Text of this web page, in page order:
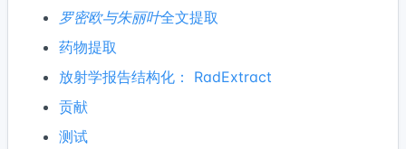
罗密欧与朱丽叶全文提取
药物提取
放射学报告结构化： RadExtract
贡献
测试